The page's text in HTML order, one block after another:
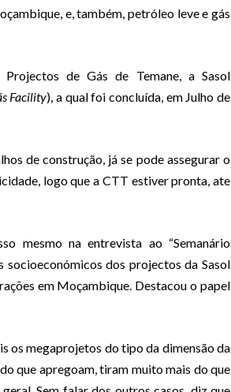
e, também, petróleo leve e gás
de Gás de Temane, a Sasol
Facility), a qual foi concluída, em Julho de
de construção, já se pode assegurar o
logo que a CTT estiver pronta, ate
mesmo na entrevista ao “Semanário
socioeconómicos dos projectos da Sasol
em Moçambique. Destacou o papel
os megaprojetos do tipo da dimensão da
que apregoam, tiram muito mais do que